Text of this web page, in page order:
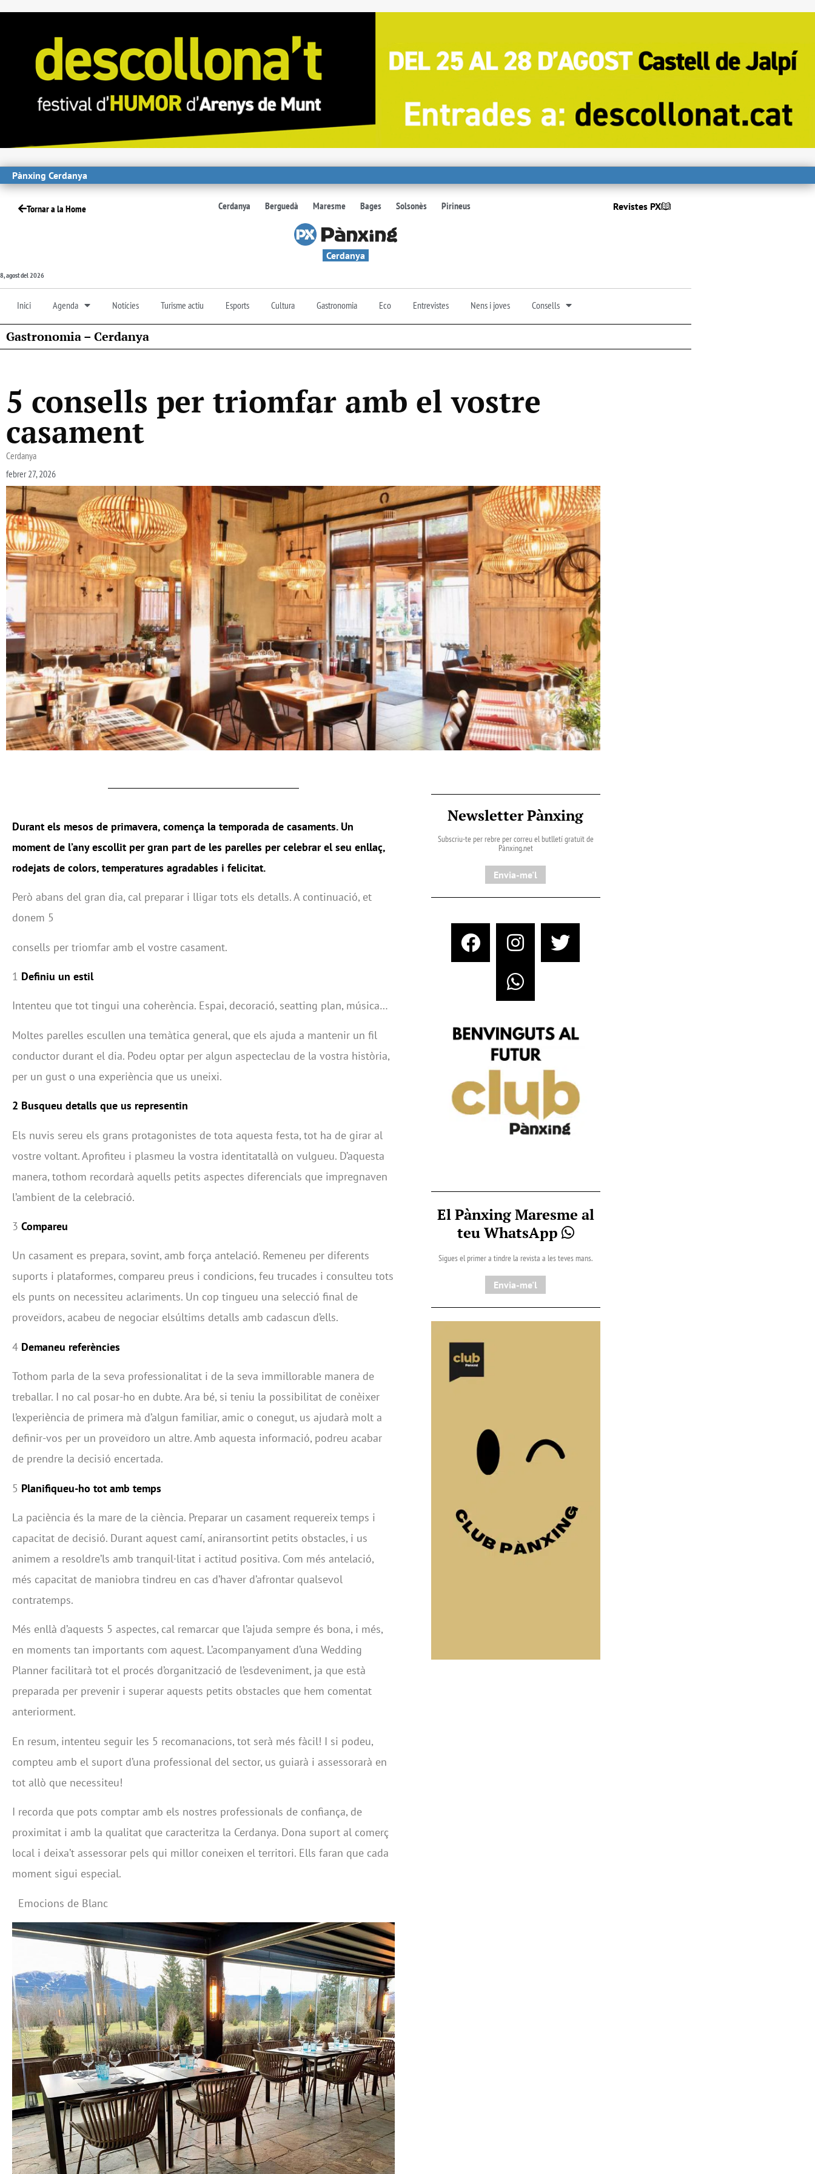
Pànxing Cerdanya
Tornar a la Home Cerdanya Berguedà Maresme Bages Solsonès Pirineus Revistes PX
Cerdanya
8, agost del 2026
Inici Agenda Notícies Turisme actiu Esports Cultura Gastronomia Eco Entrevistes Nens i joves Consells
Gastronomia – Cerdanya
5 consells per triomfar amb el vostre
casament
Cerdanya
febrer 27, 2026
Durant els mesos de primavera, comença la temporada de casaments. Un
moment de l’any escollit per gran part de les parelles per celebrar el seu enllaç,
rodejats de colors, temperatures agradables i felicitat.
Però abans del gran dia, cal preparar i lligar tots els detalls. A continuació, et
donem 5
consells per triomfar amb el vostre casament.
1 Definiu un estil
Intenteu que tot tingui una coherència. Espai, decoració, seatting plan, música…
Moltes parelles escullen una temàtica general, que els ajuda a mantenir un fil
conductor durant el dia. Podeu optar per algun aspecteclau de la vostra història,
per un gust o una experiència que us uneixi.
2 Busqueu detalls que us representin
Els nuvis sereu els grans protagonistes de tota aquesta festa, tot ha de girar al
vostre voltant. Aprofiteu i plasmeu la vostra identitatallà on vulgueu. D’aquesta
manera, tothom recordarà aquells petits aspectes diferencials que impregnaven
l’ambient de la celebració.
3 Compareu
Un casament es prepara, sovint, amb força antelació. Remeneu per diferents
suports i plataformes, compareu preus i condicions, feu trucades i consulteu tots
els punts on necessiteu aclariments. Un cop tingueu una selecció final de
proveïdors, acabeu de negociar elsúltims detalls amb cadascun d’ells.
4 Demaneu referències
Tothom parla de la seva professionalitat i de la seva immillorable manera de
treballar. I no cal posar-ho en dubte. Ara bé, si teniu la possibilitat de conèixer
l’experiència de primera mà d’algun familiar, amic o conegut, us ajudarà molt a
definir-vos per un proveïdoro un altre. Amb aquesta informació, podreu acabar
de prendre la decisió encertada.
5 Planifiqueu-ho tot amb temps
La paciència és la mare de la ciència. Preparar un casament requereix temps i
capacitat de decisió. Durant aquest camí, aniransortint petits obstacles, i us
animem a resoldre’ls amb tranquil·litat i actitud positiva. Com més antelació,
més capacitat de maniobra tindreu en cas d’haver d’afrontar qualsevol
contratemps.
Més enllà d’aquests 5 aspectes, cal remarcar que l’ajuda sempre és bona, i més,
en moments tan importants com aquest. L’acompanyament d’una Wedding
Planner facilitarà tot el procés d’organització de l’esdeveniment, ja que està
preparada per prevenir i superar aquests petits obstacles que hem comentat
anteriorment.
En resum, intenteu seguir les 5 recomanacions, tot serà més fàcil! I si podeu,
compteu amb el suport d’una professional del sector, us guiarà i assessorarà en
tot allò que necessiteu!
I recorda que pots comptar amb els nostres professionals de confiança, de
proximitat i amb la qualitat que caracteritza la Cerdanya. Dona suport al comerç
local i deixa’t assessorar pels qui millor coneixen el territori. Ells faran que cada
moment sigui especial.
Emocions de Blanc
Newsletter Pànxing
Subscriu-te per rebre per correu el butlletí gratuït de
Pànxing.net​
Envia-me'l
El Pànxing Maresme al
teu WhatsApp
Sigues el primer a tindre la revista a les teves mans.
Envia-me'l